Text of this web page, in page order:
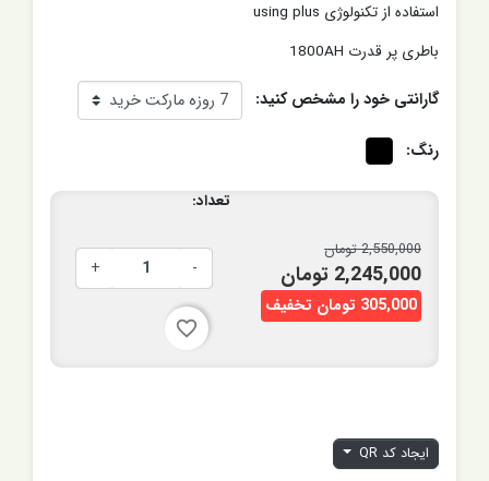
استفاده از تکنولوژی using plus
باطری پر قدرت 1800AH
گارانتی خود را مشخص کنید:
رنگ:
2,550,000 تومان
2,245,000 تومان
305,000 تومان تخفیف
تعداد:
-
+
favorite_border
ایجاد کد QR